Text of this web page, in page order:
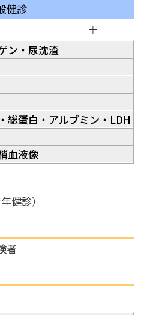
健診
ン・尿沈渣
総蛋白・アルブミン・LDH
血液像
健診）
者